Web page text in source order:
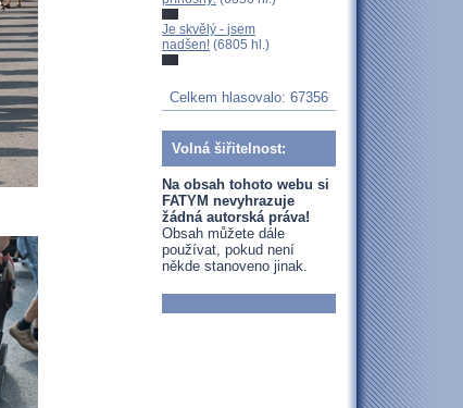
Je skvělý - jsem
nadšen! (6805 hl.)
Celkem hlasovalo: 67356
Volná šiřitelnost:
Na obsah tohoto webu si
FATYM nevyhrazuje
žádná autorská práva!
Obsah můžete dále
používat, pokud není
někde stanoveno jinak.